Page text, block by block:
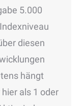
5.000
diesen
hängt
als 1 oder